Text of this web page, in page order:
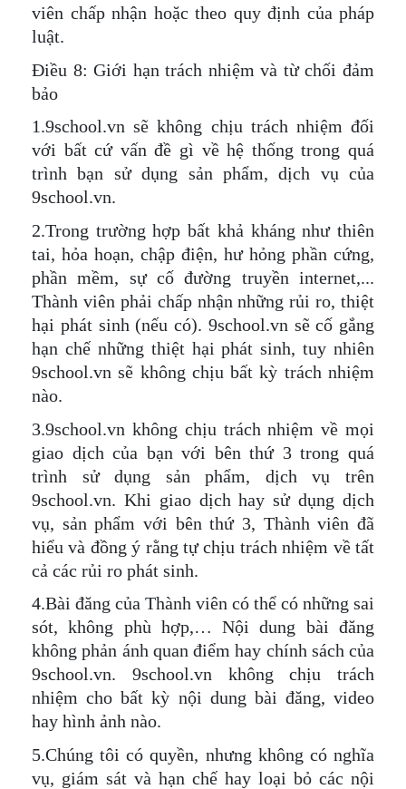
viên chấp nhận hoặc theo quy định của pháp
luật.
Điều 8: Giới hạn trách nhiệm và từ chối đảm
bảo
1.9school.vn sẽ không chịu trách nhiệm đối
với bất cứ vấn đề gì về hệ thống trong quá
trình bạn sử dụng sản phẩm, dịch vụ của
9school.vn.
2.Trong trường hợp bất khả kháng như thiên
tai, hỏa hoạn, chập điện, hư hỏng phần cứng,
phần mềm, sự cố đường truyền internet,...
Thành viên phải chấp nhận những rủi ro, thiệt
hại phát sinh (nếu có). 9school.vn sẽ cố gắng
hạn chế những thiệt hại phát sinh, tuy nhiên
9school.vn sẽ không chịu bất kỳ trách nhiệm
nào.
3.9school.vn không chịu trách nhiệm về mọi
giao dịch của bạn với bên thứ 3 trong quá
trình sử dụng sản phẩm, dịch vụ trên
9school.vn. Khi giao dịch hay sử dụng dịch
vụ, sản phẩm với bên thứ 3, Thành viên đã
hiểu và đồng ý rằng tự chịu trách nhiệm về tất
cả các rủi ro phát sinh.
4.Bài đăng của Thành viên có thể có những sai
sót, không phù hợp,… Nội dung bài đăng
không phản ánh quan điểm hay chính sách của
9school.vn. 9school.vn không chịu trách
nhiệm cho bất kỳ nội dung bài đăng, video
hay hình ảnh nào.
5.Chúng tôi có quyền, nhưng không có nghĩa
vụ, giám sát và hạn chế hay loại bỏ các nội